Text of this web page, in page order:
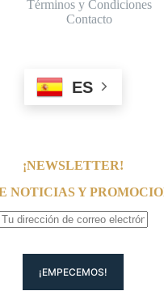
Términos y Condiciones
Contacto
ES
¡NEWSLETTER!
NOTICIAS Y